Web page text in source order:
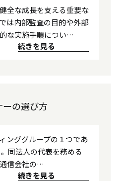
全な成長を支える重要な
は内部監査の目的や外部
な実施手順につい…
続きを見る
の選び方
ンググループの１つであ
同法人の代表を務める
信会社の…
続きを見る